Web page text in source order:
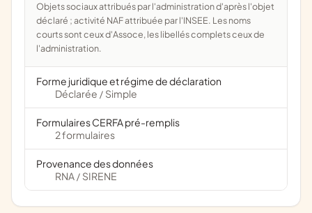
Objets sociaux attribués par l'administration d'après l'objet
déclaré ; activité NAF attribuée par l'INSEE. Les noms
courts sont ceux d'Assoce, les libellés complets ceux de
l'administration.
Forme juridique et régime de déclaration
Déclarée / Simple
Formulaires CERFA pré-remplis
2 formulaires
Provenance des données
RNA / SIRENE